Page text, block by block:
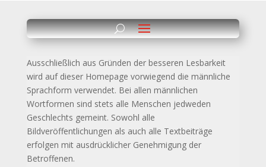
Ausschließlich aus Gründen der besseren Lesbarkeit
wird auf dieser Homepage vorwiegend die männliche
Sprachform verwendet. Bei allen männlichen
Wortformen sind stets alle Menschen jedweden
Geschlechts gemeint. Sowohl alle
Bildveröffentlichungen als auch alle Textbeiträge
erfolgen mit ausdrücklicher Genehmigung der
Betroffenen.